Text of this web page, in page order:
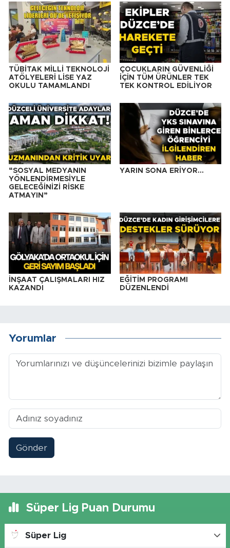
TÜBİTAK MİLLİ TEKNOLOJİ
ATÖLYELERİ LİSE YAZ
OKULU TAMAMLANDI
ÇOCUKLARIN GÜVENLİĞİ
İÇİN TÜM ÜRÜNLER TEK
TEK KONTROL EDİLİYOR
“SOSYAL MEDYANIN
YÖNLENDİRMESİYLE
GELECEĞİNİZİ RİSKE
ATMAYIN”
YARIN SONA ERİYOR…
İNŞAAT ÇALIŞMALARI HIZ
KAZANDI
EĞİTİM PROGRAMI
DÜZENLENDİ
Yorumlar
Gönder
Süper Lig Puan Durumu
Süper Lig